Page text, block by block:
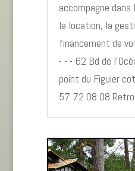
accompagne
la location, la
financement de
- - - 62 Bd de
point du Figuier
57 72 08 08